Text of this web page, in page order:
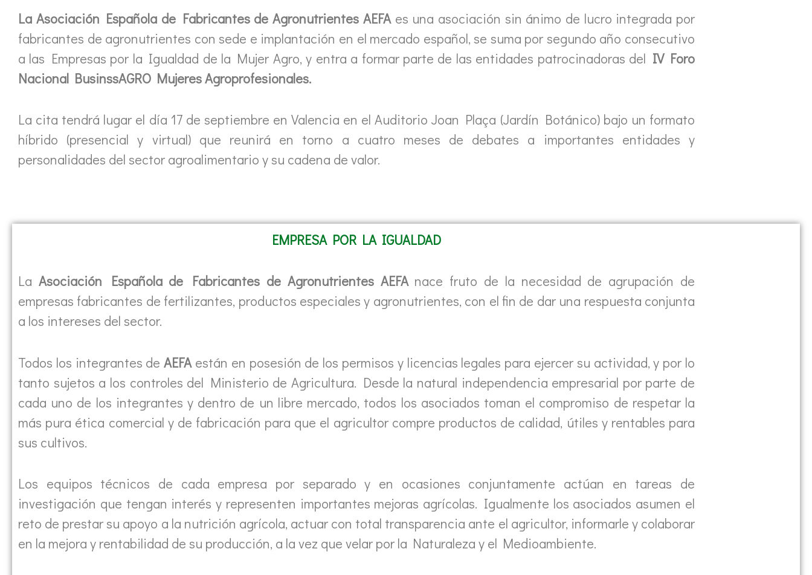
La Asociación Española de Fabricantes de Agronutrientes AEFAes una asociación sin ánimo de lucro integrada por
fabricantes de agronutrientes con sede e implantación en el mercado español, se suma por segundo año consecutivo
a las Empresas por la Igualdad de la Mujer Agro, y entra a formar parte de las entidades patrocinadoras del IV Foro
Nacional BusinssAGRO Mujeres Agroprofesionales.
La cita tendrá lugar el día 17 de septiembre en Valencia en el Auditorio Joan Plaça (Jardín Botánico) bajo un formato
híbrido (presencial y virtual) que reunirá en torno a cuatro meses de debates a importantes entidades y
personalidades del sector agroalimentario y su cadena de valor.
EMPRESA POR LA IGUALDAD
La Asociación Española de Fabricantes de Agronutrientes AEFAnace fruto de la necesidad de agrupación de
empresas fabricantes de fertilizantes, productos especiales y agronutrientes, con el fin de dar una respuesta conjunta
a los intereses del sector.
Todos los integrantes deAEFAestán en posesión de los permisos y licencias legales para ejercer su actividad, y por lo
tanto sujetos a los controles del Ministerio de Agricultura. Desde la natural independencia empresarial por parte de
cada uno de los integrantes y dentro de un libre mercado, todos los asociados toman el compromiso de respetar la
más pura ética comercial y de fabricación para que el agricultor compre productos de calidad, útiles y rentables para
sus cultivos.
Los equipos técnicos de cada empresa por separado y en ocasiones conjuntamente actúan en tareas de
investigación que tengan interés y representen importantes mejoras agrícolas. Igualmente los asociados asumen el
reto de prestar su apoyo a la nutrición agrícola, actuar con total transparencia ante el agricultor, informarle y colaborar
en la mejora y rentabilidad de su producción, a la vez que velar por la Naturaleza y el Medioambiente.